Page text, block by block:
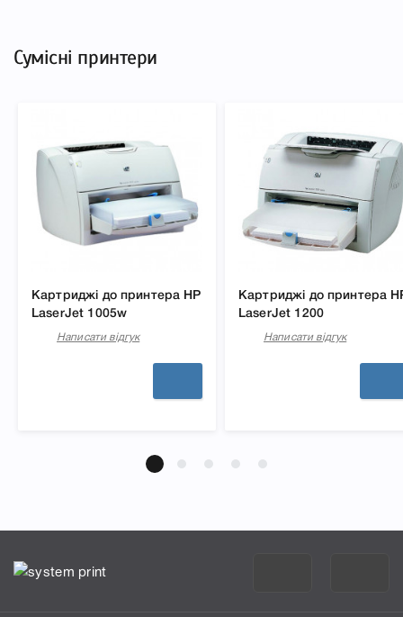
Сумісні принтери
Картриджі до принтера HP
LaserJet 1005w
Написати відгук
Картриджі до принтера
LaserJet 1200
Написати відгук